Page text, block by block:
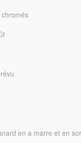
chromés
en a marre et en